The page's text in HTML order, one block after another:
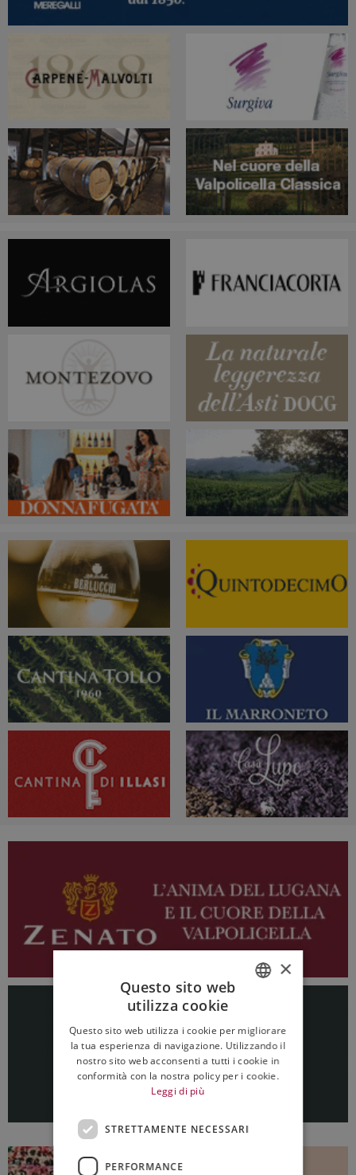
ENGLISH
×
Questo sito web
utilizza cookie
Questo sito web utilizza i cookie per migliorare
la tua esperienza di navigazione. Utilizzando il
nostro sito web acconsenti a tutti i cookie in
conformità con la nostra policy per i cookie.
Leggi di più
STRETTAMENTE NECESSARI
PERFORMANCE